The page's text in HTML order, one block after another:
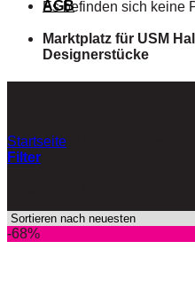
Es befinden sich keine
AGB
Marktplatz für USM
Designerstücke
Startseite
Filter
-68%